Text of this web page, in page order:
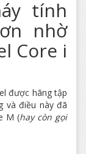
tính
nhờ
Core i
được hãng tập
và điều này đã
M (hay còn gọi